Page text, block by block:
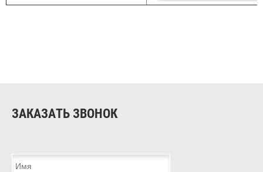
ЗАКАЗАТЬ ЗВОНОК